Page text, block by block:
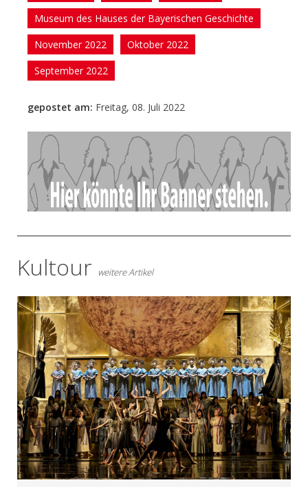
Museum des Hauses der Bayerischen Geschichte
November 2022
Oktober 2022
September 2022
gepostet am: Freitag, 08. Juli 2022
- Anzeige -
Kultour weitere Artikel